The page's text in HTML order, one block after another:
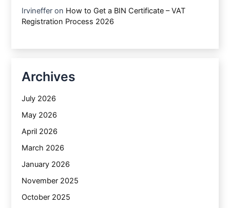
Irvineffer on How to Get a BIN Certificate – VAT
Registration Process 2026
Archives
July 2026
May 2026
April 2026
March 2026
January 2026
November 2025
October 2025